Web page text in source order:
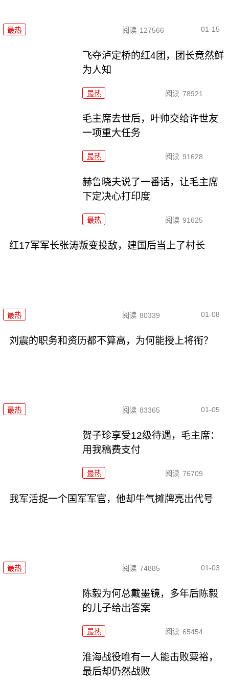
最热 阅读 127566 01-15
飞夺泸定桥的红4团，团长竟然鲜
为人知
最热 阅读 78921
毛主席去世后，叶帅交给许世友
一项重大任务
最热 阅读 91628
赫鲁晓夫说了一番话，让毛主席
下定决心打印度
最热 阅读 91625
红17军军长张涛叛变投敌，建国后当上了村长
最热 阅读 80339 01-08
刘震的职务和资历都不算高，为何能授上将衔？
最热 阅读 83365 01-05
贺子珍享受12级待遇，毛主席：
用我稿费支付
最热 阅读 76709
我军活捉一个国军军官，他却牛气摊牌亮出代号
最热 阅读 74885 01-03
陈毅为何总戴墨镜，多年后陈毅
的儿子给出答案
最热 阅读 65454
淮海战役唯有一人能击败粟裕，
最后却仍然战败